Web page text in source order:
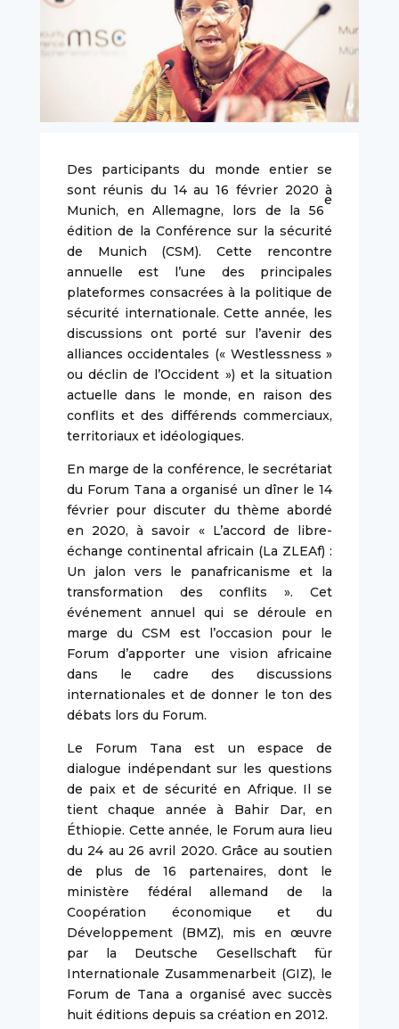
Des participants du monde entier se
sont réunis du 14 au 16 février 2020 à
Munich, en Allemagne, lors de la 56
e
édition de la Conférence sur la sécurité
de Munich (CSM). Cette rencontre
annuelle est l’une des principales
plateformes consacrées à la politique de
sécurité internationale. Cette année, les
discussions ont porté sur l’avenir des
alliances occidentales (« Westlessness »
ou déclin de l’Occident ») et la situation
actuelle dans le monde, en raison des
conflits et des différends commerciaux,
territoriaux et idéologiques.
En marge de la conférence, le secrétariat
du Forum Tana a organisé un dîner le 14
février pour discuter du thème abordé
en 2020, à savoir « L’accord de libre-
échange continental africain (La ZLEAf) :
Un jalon vers le panafricanisme et la
transformation des conflits ». Cet
événement annuel qui se déroule en
marge du CSM est l’occasion pour le
Forum d’apporter une vision africaine
dans le cadre des discussions
internationales et de donner le ton des
débats lors du Forum.
Le Forum Tana est un espace de
dialogue indépendant sur les questions
de paix et de sécurité en Afrique. Il se
tient chaque année à Bahir Dar, en
Éthiopie. Cette année, le Forum aura lieu
du 24 au 26 avril 2020. Grâce au soutien
de plus de 16 partenaires, dont le
ministère fédéral allemand de la
Coopération économique et du
Développement (BMZ), mis en œuvre
par la Deutsche Gesellschaft für
Internationale Zusammenarbeit (GIZ), le
Forum de Tana a organisé avec succès
huit éditions depuis sa création en 2012.